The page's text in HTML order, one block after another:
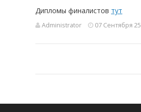
Дипломы финалистов тут
Administrator 07 Сентября 25